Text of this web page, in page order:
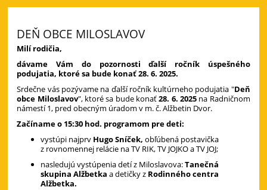
DEŇ OBCE MILOSLAVOV
Milí rodičia,
dávame Vám do pozornosti ďalší ročník úspešného
podujatia, ktoré sa bude konať 28. 6. 2025.
Srdečne vás pozývame na ďalší ročník kultúrneho podujatia "Deň
obce Miloslavov", ktoré sa bude konať28. 6. 2025 na Radničnom
námestí 1, pred obecným úradom v m. č. Alžbetin Dvor.
Začíname o 15:30 hod. programom pre deti:
vystúpi najprv Hugo Sníček, obľúbená postavička
z rovnomennej relácie na TV RIK, TV JOJKO a TV JOJ;
nasledujú vystúpenia detí z Miloslavova:Tanečná
skupina Alžbetka a detičky z Rodinného centra
Alžbetka.